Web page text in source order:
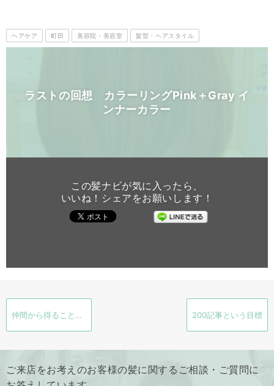
ヘアケア 町田 美容院・美容室 髪型・ヘアスタイル
ラストの回想 カラーリングPink＋Gray イ
ンナーカラー
この髪ナビが気に入ったら、
いいね！シェアをお願いします！
仲間から得ること 牡蠣小屋 六本木の夜 5坪 200記事という目標
ご来店をお考えのお客様の髪に関するご相談・ご質問に